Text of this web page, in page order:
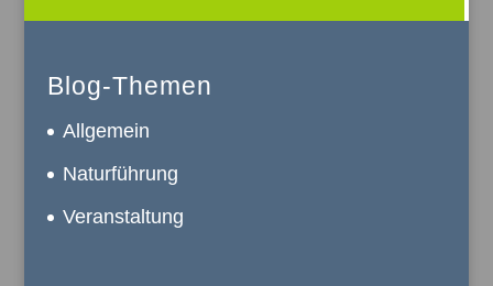
Blog-Themen
Allgemein
Naturführung
Veranstaltung